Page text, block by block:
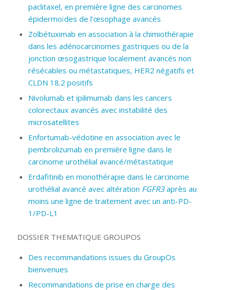
paclitaxel, en première ligne des carcinomes
épidermoïdes de l’œsophage avancés
Zolbétuximab en association à la chimiothérapie
dans les adénocarcinomes gastriques ou de la
jonction œsogastrique localement avancés non
résécables ou métastatiques, HER2 négatifs et
CLDN 18.2 positifs
Nivolumab et ipilimumab dans les cancers
colorectaux avancés avec instabilité des
microsatellites
Enfortumab-védotine en association avec le
pembrolizumab en première ligne dans le
carcinome urothélial avancé/métastatique
Erdafitinib en monothérapie dans le carcinome
urothélial avancé avec altération FGFR3après au
moins une ligne de traitement avec un anti-PD-
1/PD-L1
DOSSIER THEMATIQUE GROUPOS
Des recommandations issues du GroupOs
bienvenues
Recommandations de prise en charge des